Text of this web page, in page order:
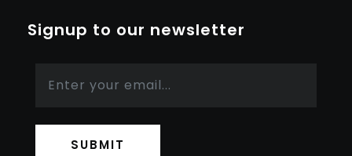
Signup to our newsletter
SUBMIT